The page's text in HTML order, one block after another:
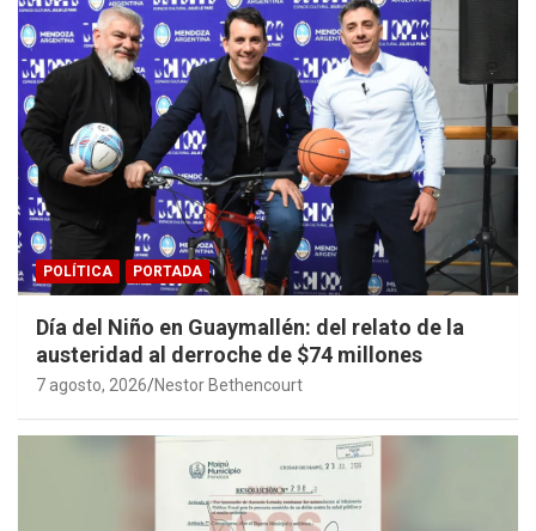
POLÍTICA PORTADA
Día del Niño en Guaymallén: del relato de la
austeridad al derroche de $74 millones
7 agosto, 2026 Nestor Bethencourt